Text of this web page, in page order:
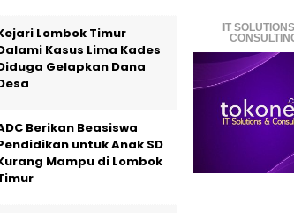
IT
Lombok Timur
Kasus Lima Kades
Gelapkan Dana
Berikan Beasiswa
untuk Anak SD
Mampu di Lombok